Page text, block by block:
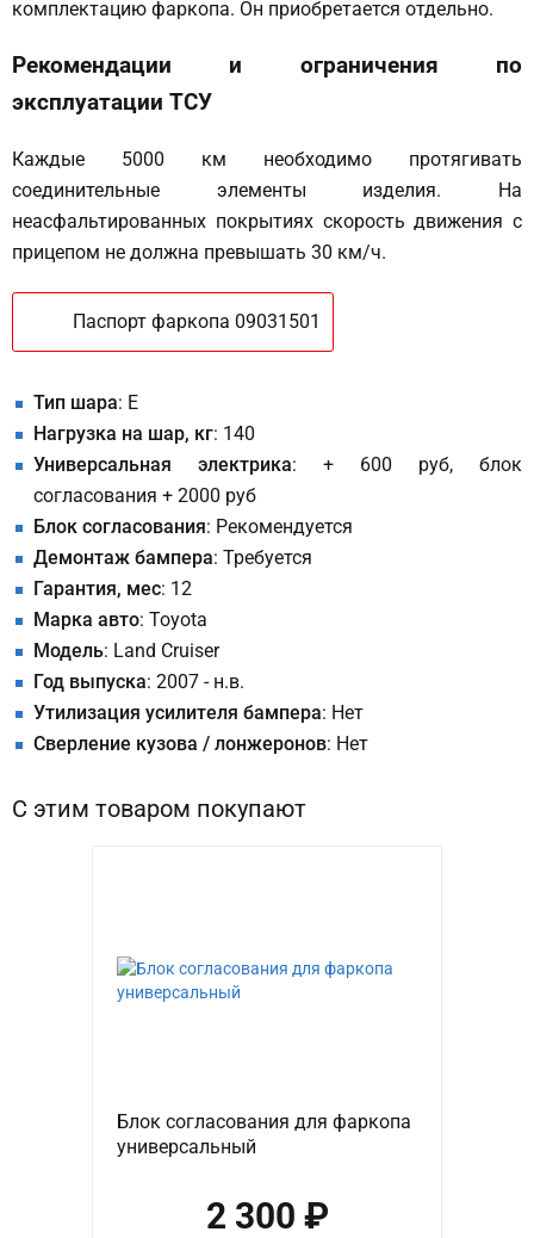
комплектацию фаркопа. Он приобретается отдельно.
Рекомендации и ограничения по
эксплуатации ТСУ
Каждые 5000 км необходимо протягивать
соединительные элементы изделия. На
неасфальтированных покрытиях скорость движения с
прицепом не должна превышать 30 км/ч.
Паспорт фаркопа 09031501
Тип шара: E
Нагрузка на шар, кг: 140
Универсальная электрика: + 600 руб, блок
согласования + 2000 руб
Блок согласования: Рекомендуется
Демонтаж бампера: Требуется
Гарантия, мес: 12
Марка авто: Toyota
Модель: Land Cruiser
Год выпуска: 2007 - н.в.
Утилизация усилителя бампера: Нет
Сверление кузова / лонжеронов: Нет
С этим товаром покупают
Блок согласования для фаркопа
универсальный
2 300 ₽